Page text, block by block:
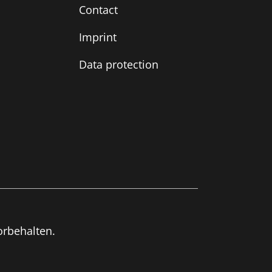
Contact
Imprint
Data protection